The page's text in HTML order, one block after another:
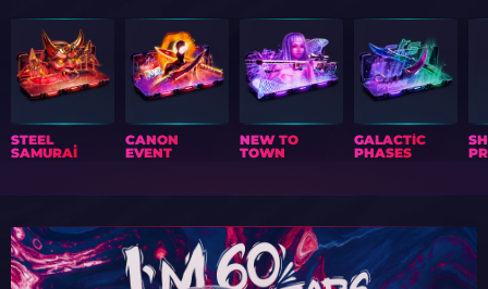
STEEL
SAMURAI
CANON
EVENT
NEW TO
TOWN
GALACTIC
PHASES